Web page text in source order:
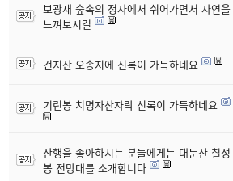
보광재 숲속의 정자에서 쉬어가면서 자연을
느껴보시길
건지산 오송지에 신록이 가득하네요
기린봉 치명자산자락 신록이 가득하네요
산행을 좋아하시는 분들에게는 대둔산 칠성
봉 전망대를 소개합니다